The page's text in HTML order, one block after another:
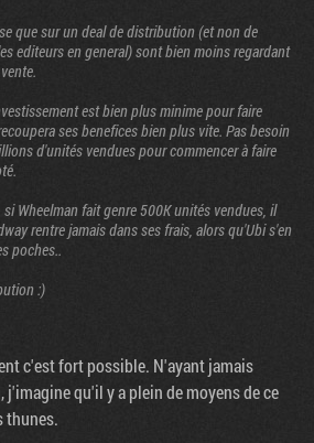
que sur un deal de distribution (et non de
editeurs en general) sont bien moins regardant
est bien plus minime pour faire
ses benefices bien plus vite. Pas besoin
d'unités vendues pour commencer à faire
Wheelman fait genre 500K unités vendues, il
rentre jamais dans ses frais, alors qu'Ubi s'en
poches..
:)
c'est fort possible. N'ayant jamais
qu'il y a plein de moyens de ce
thunes.